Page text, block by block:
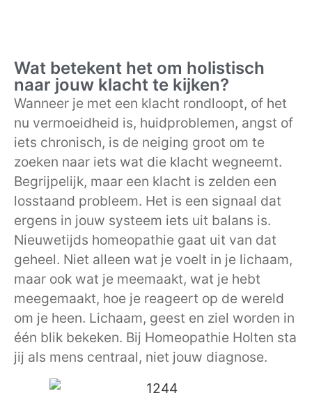
Wat betekent het om holistisch
naar jouw klacht te kijken?
Wanneer je met een klacht rondloopt, of het
nu vermoeidheid is, huidproblemen, angst of
iets chronisch, is de neiging groot om te
zoeken naar iets wat die klacht wegneemt.
Begrijpelijk, maar een klacht is zelden een
losstaand probleem. Het is een signaal dat
ergens in jouw systeem iets uit balans is.
Nieuwetijds homeopathie gaat uit van dat
geheel. Niet alleen wat je voelt in je lichaam,
maar ook wat je meemaakt, wat je hebt
meegemaakt, hoe je reageert op de wereld
om je heen. Lichaam, geest en ziel worden in
één blik bekeken. Bij Homeopathie Holten sta
jij als mens centraal, niet jouw diagnose.